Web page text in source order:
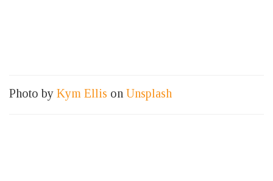
Photo by Kym Ellis on Unsplash